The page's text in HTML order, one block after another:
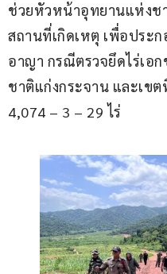
ช่วยหัวหน้าอุทยานแห่งช
สถานที่เกิดเหตุ เพื่อประ
อาญา กรณีตรวจยึดไร่เอ
ชาติแก่งกระจาน และเข
4,074 – 3 – 29 ไร่